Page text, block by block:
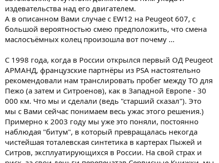
издевательства над его двигателем.
А в описанном Вами случае с EW12 на Peugeot 607, с
большой вероятностью смею предположить, что смена
маслосъёмных колец произошла вот почему ...
С 1998 года, когда в России открылся первый ОД Peugeot
АРМАНД, французские партнёры из PSA настоятельно
рекомендовали нам транслировать пробег между ТО для
Пежо (а затем и Ситроенов), как в Западной Европе - 30
000 км. Что мы и сделали (ведь "старший сказал"). Это
мы с Вами сейчас понимаем весь ужас этого решения.)
Примерно к 2003 году мы уже это поняли, постоянно
наблюдая "битум", в который превращалась некогда
чистейшая тоталевская синтетика в картерах Пыжей и
Ситров, эксплуатирующихся в России. На свой страх и